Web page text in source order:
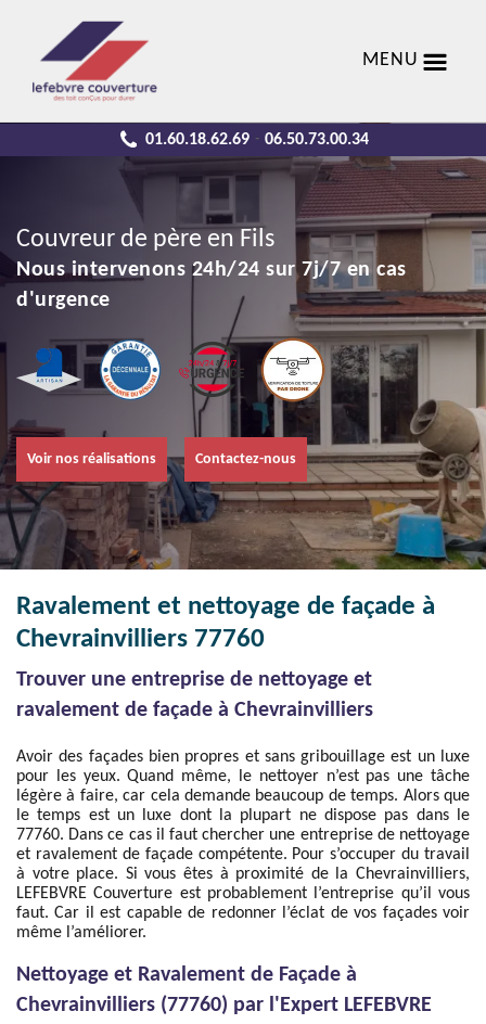
MENU
01.60.18.62.69 - 06.50.73.00.34
Couvreur de père en Fils
Nous intervenons 24h/24 sur 7j/7 en cas
d'urgence
Voir nos réalisations Contactez-nous
Ravalement et nettoyage de façade à
Chevrainvilliers 77760
Trouver une entreprise de nettoyage et
ravalement de façade à Chevrainvilliers
Avoir des façades bien propres et sans gribouillage est un luxe
pour les yeux. Quand même, le nettoyer n’est pas une tâche
légère à faire, car cela demande beaucoup de temps. Alors que
le temps est un luxe dont la plupart ne dispose pas dans le
77760. Dans ce cas il faut chercher une entreprise de nettoyage
et ravalement de façade compétente. Pour s’occuper du travail
à votre place. Si vous êtes à proximité de la Chevrainvilliers,
LEFEBVRE Couverture est probablement l’entreprise qu’il vous
faut. Car il est capable de redonner l’éclat de vos façades voir
même l’améliorer.
Nettoyage et Ravalement de Façade à
Chevrainvilliers (77760) par l'Expert LEFEBVRE